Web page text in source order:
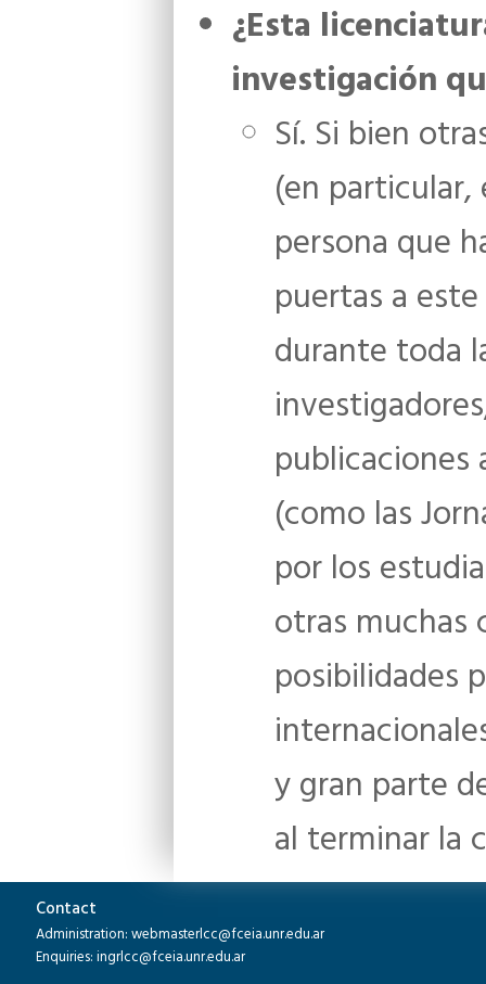
¿Esta
investigación
Sí. Si bien
(en
persona que
puertas a
durante toda
publicaciones
(como las
por los
otras muchas
posibilidades
y gran parte
al terminar la
Contact
Administration: webmasterlcc@fceia.unr.edu.ar
Enquiries: ingrlcc@fceia.unr.edu.ar